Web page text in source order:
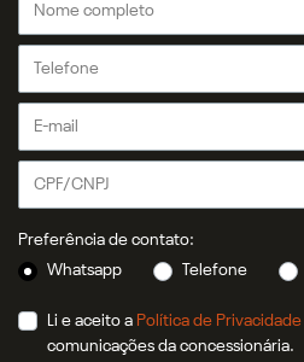
Preferência de contato:
Whatsapp
Telefone
Li e aceito a Política de Privacidade
comunicações da concessionária.